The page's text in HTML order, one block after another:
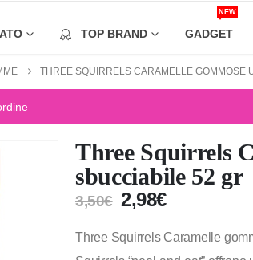
TOP BRAND GADGET
NEW
THREE SQUIRRELS CARAMELLE GOMMOSE
Three Squirrels
sbucciabile 52 gr
3,50€ 2,98€
Three Squirrels Caramelle